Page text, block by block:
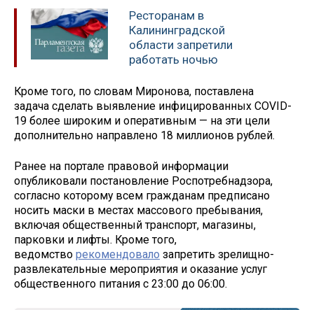
Ресторанам в
Калининградской
области запретили
работать ночью
Кроме того, по словам Миронова, поставлена
задача сделать выявление инфицированных COVID-
19 более широким и оперативным — на эти цели
дополнительно направлено 18 миллионов рублей.
Ранее на портале правовой информации
опубликовали постановление Роспотребнадзора,
согласно которому всем гражданам предписано
носить маски в местах массового пребывания,
включая общественный транспорт, магазины,
парковки и лифты. Кроме того,
ведомство рекомендовало запретить зрелищно-
развлекательные мероприятия и оказание услуг
общественного питания с 23:00 до 06:00.